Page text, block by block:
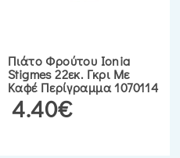
Πιάτο Φρούτου Ionia
Stigmes 22εκ. Γκρι Με
Καφέ Περίγραμμα 1070114
4.40€